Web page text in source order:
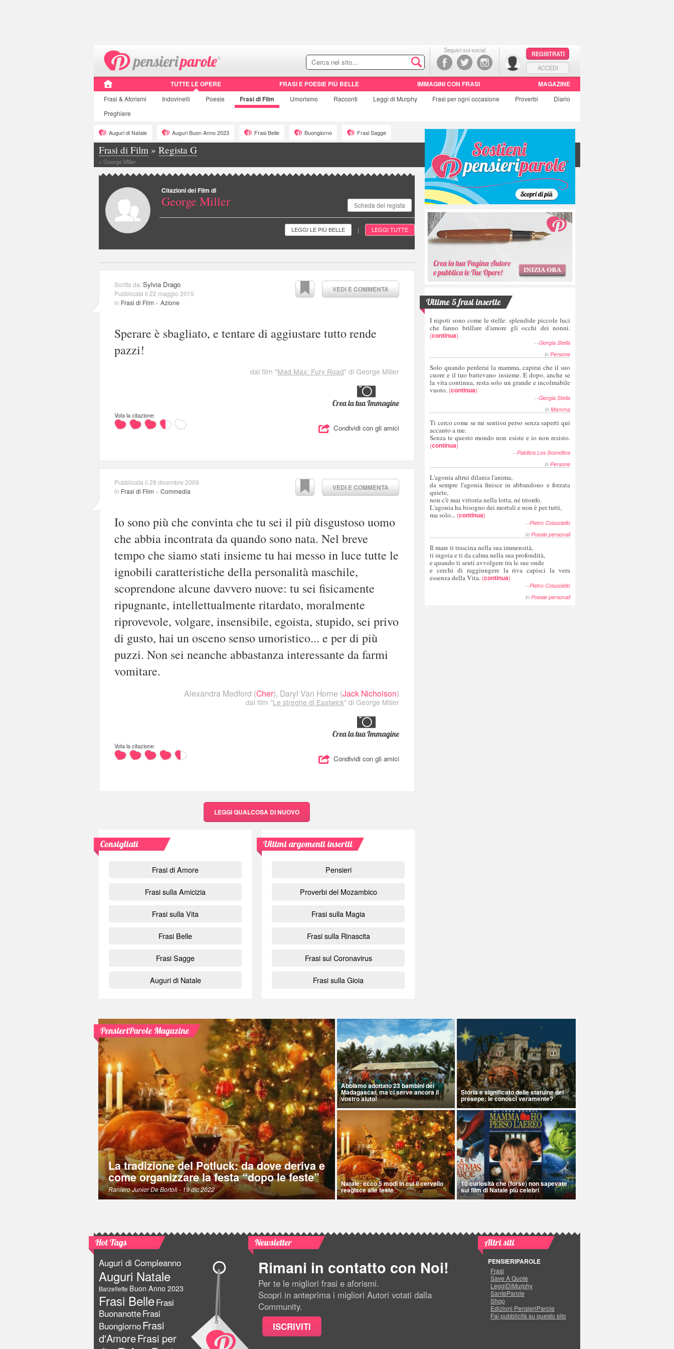
Seguici sui social
REGISTRATI
ACCEDI
TUTTE LE OPERE FRASI E POESIE PIÙ BELLE IMMAGINI CON FRASI MAGAZINE
Frasi & Aforismi Indovinelli Poesie Frasi di Film Umorismo Racconti Leggi di Murphy Frasiper ogni occasione Proverbi
Diario
Preghiere
Auguri di Natale Auguri Buon Anno 2023 Frasi Belle Buongiorno Frasi Sagge
Frasi di Film » Regista G
» George Miller
Scheda del regista
Citazioni dei Film di
George Miller
LEGGI LE PIÙ BELLE | LEGGI TUTTE
VEDI E COMMENTA
Scritta da:Sylvia Drago
Pubblicata il 22 maggio 2015
in Frasi di Film » Azione
Sperare è sbagliato, e tentare di aggiustare tutto rende
pazzi!
dal film "Mad Max: Fury Road" di George Miller
Crea la tua Immagine
Vota la citazione:
Condividi con gli amici
VEDI E COMMENTA
Pubblicata il 28 dicembre 2009
in Frasi di Film » Commedia
Io sono più che convinta che tu sei il più disgustoso uomo
che abbia incontrata da quando sono nata. Nel breve
tempo che siamo stati insieme tu hai messo in luce tutte le
ignobili caratteristiche della personalità maschile,
scoprendone alcune davvero nuove: tu sei fisicamente
ripugnante, intellettualmente ritardato, moralmente
riprovevole, volgare, insensibile, egoista, stupido, sei privo
di gusto, hai un osceno senso umoristico... e per di più
puzzi. Non sei neanche abbastanza interessante da farmi
vomitare.
Alexandra Medford (Cher), Daryl Van Horne (Jack Nicholson)
dal film "Le streghe di Eastwick" di George Miller
Crea la tua Immagine
Vota la citazione:
Condividi con gli amici
LEGGI QUALCOSA DI NUOVO
Consigliati
Frasi di Amore
Frasi sulla Amicizia
Frasi sulla Vita
Frasi Belle
Frasi Sagge
Auguri di Natale
Ultimi argomenti inseriti
Pensieri
Proverbi del Mozambico
Frasi sulla Magia
Frasi sulla Rinascita
Frasi sul Coronavirus
Frasi sulla Gioia
Ultime 5 frasi inserite
I nipoti sono come le stelle: splendide piccole luci
che fanno brillare d'amore gli occhi dei nonni.
(continua)
--Giorgia Stella
in Persone
Solo quando perderai la mamma, capirai che il suo
cuore e il tuo battevano insieme. E dopo, anche se
la vita continua, resta solo un grande e incolmabile
vuoto. (continua)
--Giorgia Stella
in Mamma
Ti cerco come se mi sentissi perso senza saperti qui
accanto a me.
Senza te questo mondo non esiste e io non resisto.
(continua)
--Pablitos Los Sconditos
in Persone
L'agonia altrui dilania l'anima,
da sempre l'agonia finisce in abbandono e forzata
quiete,
non c'è mai vittoria nella lotta, né trionfo.
L'agonia ha bisogno dei mortali e non è per tutti,
ma solo... (continua)
--Pietro Colucciello
in Poesie personali
Il mare ti trascina nella sua immensità,
ti ingoia e ti da calma nella sua profondità,
e quando ti senti avvolgere tra le sue onde
e cerchi di raggiungere la riva capisci la vera
essenza della Vita. (continua)
--Pietro Colucciello
in Poesie personali
PensieriParole Magazine
La tradizione del Potluck: da dove deriva e
come organizzare la festa “dopo le feste”
Raniero Junior De Bortoli- 19 dic 2022
Abbiamo adottato 23 bambini del
Madagascar, ma ci serve ancora il
vostro aiuto!
Storia e significato delle statuine del
presepe: le conosci veramente?
Natale: ecco 5 modi in cui il cervello
reagisce alle feste
10 curiosità che (forse) non sapevate
sui film di Natale più celebri
Hot Tags
Auguri di Compleanno
Auguri Natale
Barzellette Buon Anno 2023
Frasi BelleFrasi
BuonanotteFrasi
BuongiornoFrasi
d'AmoreFrasi per
Newsletter
Rimani in contatto con Noi!
Per te le migliori frasi e aforismi.
Scopri in anteprima i migliori Autori votati dalla
Community.
ISCRIVITI
Altri siti
PENSIERIPAROLE
Frasi
Save A Quote
LeggiDiMurphy
SanteParole
Shop
Edizioni PensieriParole
Fai pubblicità su questo sito